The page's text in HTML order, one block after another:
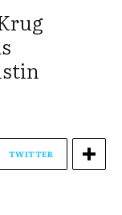
TWITTER